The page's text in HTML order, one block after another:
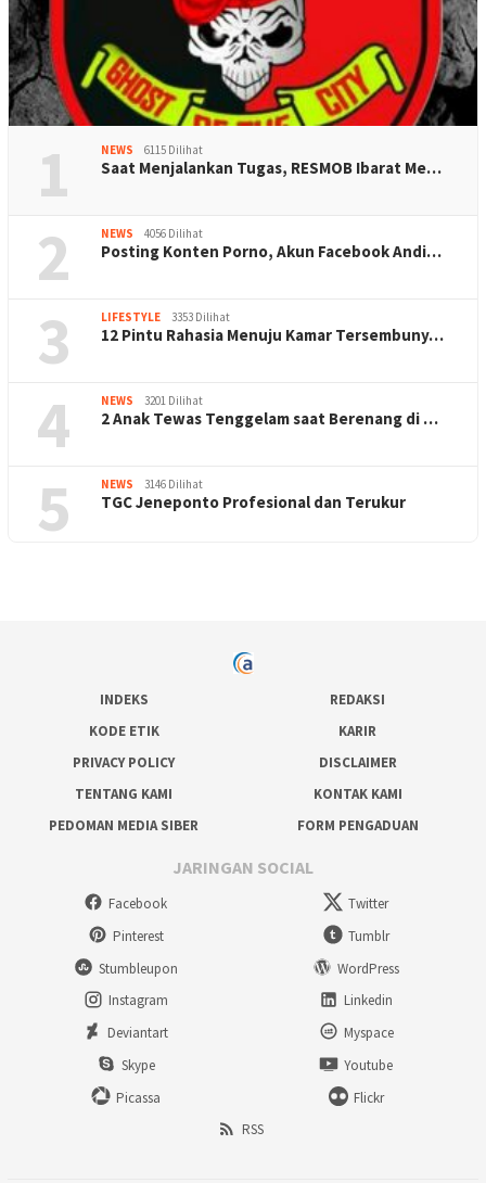
1 NEWS 6115 Dilihat
Saat Menjalankan Tugas, RESMOB Ibarat Me…
2 NEWS 4056 Dilihat
Posting Konten Porno, Akun Facebook Andi…
3 LIFESTYLE 3353 Dilihat
12 Pintu Rahasia Menuju Kamar Tersembuny…
4 NEWS 3201 Dilihat
2 Anak Tewas Tenggelam saat Berenang di …
5 NEWS 3146 Dilihat
TGC Jeneponto Profesional dan Terukur
INDEKS
REDAKSI
KODE ETIK
KARIR
PRIVACY POLICY
DISCLAIMER
TENTANG KAMI
KONTAK KAMI
PEDOMAN MEDIA SIBER
FORM PENGADUAN
JARINGAN SOCIAL
Facebook
Twitter
Pinterest
Tumblr
Stumbleupon
WordPress
Instagram
Linkedin
Deviantart
Myspace
Skype
Youtube
Picassa
Flickr
RSS